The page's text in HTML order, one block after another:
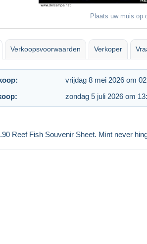
Plaats uw muis op
Verkoopsvoorwaarden Verkoper
vrijdag 8 mei 2026 om
zondag 5 juli 2026 om
Reef Fish Souvenir Sheet. Mint never